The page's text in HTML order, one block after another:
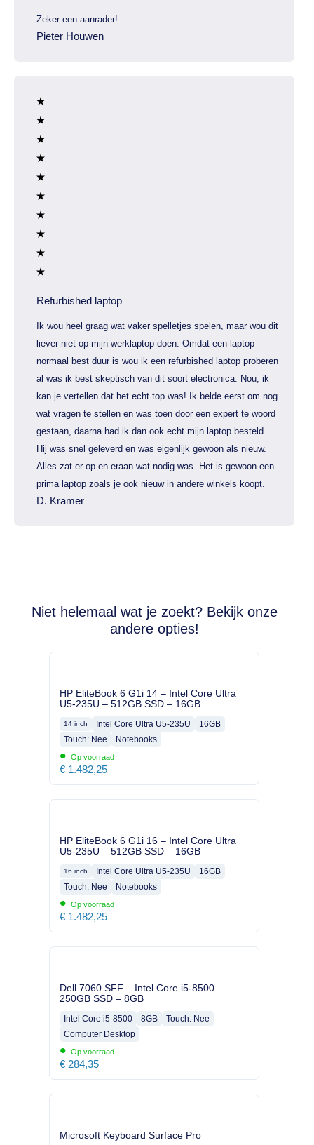
Zeker een aanrader!
Pieter Houwen
Refurbished laptop
Ik wou heel graag wat vaker spelletjes spelen, maar wou dit
liever niet op mijn werklaptop doen. Omdat een laptop
normaal best duur is wou ik een refurbished laptop proberen
al was ik best skeptisch van dit soort electronica. Nou, ik
kan je vertellen dat het echt top was! Ik belde eerst om nog
wat vragen te stellen en was toen door een expert te woord
gestaan, daarna had ik dan ook echt mijn laptop besteld.
Hij was snel geleverd en was eigenlijk gewoon als nieuw.
Alles zat er op en eraan wat nodig was. Het is gewoon een
prima laptop zoals je ook nieuw in andere winkels koopt.
D. Kramer
Niet helemaal wat je zoekt? Bekijk onze
andere opties!
HP EliteBook 6 G1i 14 – Intel Core Ultra
U5-235U – 512GB SSD – 16GB
14 inch Intel Core Ultra U5-235U
16GB
Touch: Nee
Notebooks
• Op voorraad
€ 1.482,25
HP EliteBook 6 G1i 16 – Intel Core Ultra
U5-235U – 512GB SSD – 16GB
16 inch Intel Core Ultra U5-235U
16GB
Touch: Nee
Notebooks
• Op voorraad
€ 1.482,25
Dell 7060 SFF – Intel Core i5-8500 –
250GB SSD – 8GB
Intel Core i5-8500 8GB
Touch: Nee
Computer Desktop
• Op voorraad
€ 284,35
Microsoft Keyboard Surface Pro